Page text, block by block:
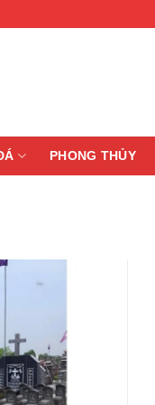
PHONG THỦY